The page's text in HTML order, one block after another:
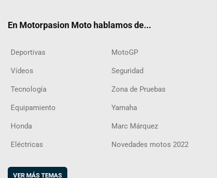
En Motorpasion Moto hablamos de...
Deportivas MotoGP
Vídeos Seguridad
Tecnología Zona de Pruebas
Equipamiento Yamaha
Honda Marc Márquez
Eléctricas Novedades motos 2022
VER MÁS TEMAS